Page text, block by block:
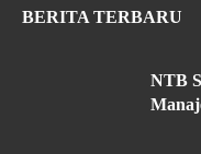
BERITA TERBARU
NTB